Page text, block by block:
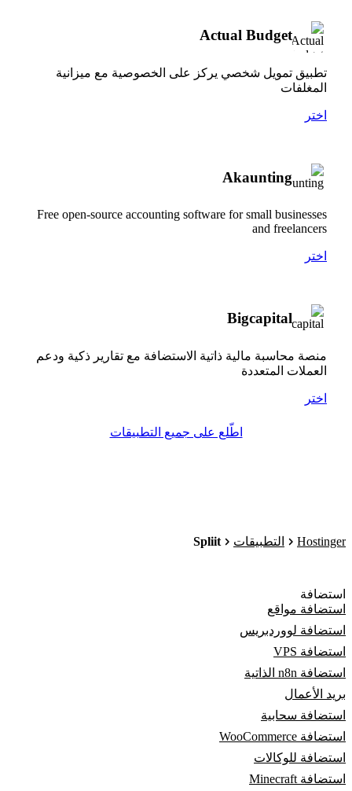
Actual Budget
تطبيق تمويل شخصي يركز على الخصوصية مع ميزانية
المغلفات
اختر
Akaunting
Free open-source accounting software for small businesses
and freelancers
اختر
Bigcapital
منصة محاسبة مالية ذاتية الاستضافة مع تقارير ذكية ودعم
العملات المتعددة
اختر
اطّلع على جميع التطبيقات
Hostinger التطبيقات Spliit
استضافة
استضافة مواقع
استضافة لووردبريس
استضافة VPS
استضافة n8n الذاتية
بريد الأعمال
استضافة سحابية
استضافة WooCommerce
استضافة للوكالات
استضافة Minecraft